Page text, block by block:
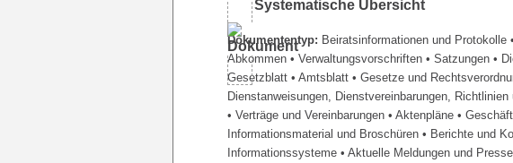
Systematische Übersicht
Dokumententyp: Beiratsinformationen und Protokolle
Abkommen • Verwaltungsvorschriften • Satzungen •
Gesetzblatt • Amtsblatt • Gesetze und
Dienstanweisungen, Dienstvereinbarungen, Richtlinien
• Verträge und Vereinbarungen • Aktenpläne •
Informationsmaterial und Broschüren • Berichte und
Informationssysteme • Aktuelle Meldungen und